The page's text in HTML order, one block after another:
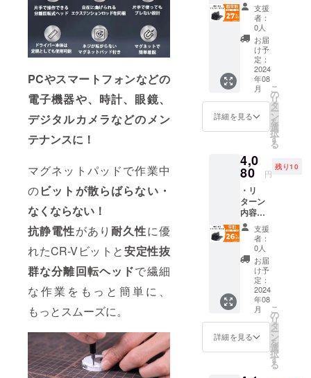
PCやスマートフォンなどの
電子機器や、時計、眼鏡、
デジタルカメラなどのメン
テナンスに！
マグネットパッドで作業中
のビットが散らばらない・
なくならない！
抗静電性があり耐久性に優
れたCR-Vビットと安定性抜
群な分離回転ヘッドで繊細
な作業をもっと簡単に、
もっとスムーズに。
けます
様お願
い致し
ます。
2024年
09月か
らオン
ライン
ショッ
にて一
般販売
す。
正規販
売価格
が販売
予定価
格より
下がる
可能性
もござ
いま
す。 ※
類似商
があり
ます。
頂いた
上でご
支援頂
けます
様お願
い致し
ます。
2024年
09月か
らオン
ライン
ショッ
にて一
般販売
材の供
給状
況、製
造工程
上の都
合など
により
出荷時
期が遅
れる場
合がご
ご支援
により
量産効
率が向
上した
場合、
正規販
売価格
が販売
予定価
格より
下がる
可能性
もござ
いま
す。 ※
類似商
471ドラ
イバー
セット
×1セッ
ト ・一
般予定
販売価
格：
5,480円
※本リ
ターン
の価格
送料込
みの金
額とな
りま
す。 ※
ご注文
状況、
使用部
材の供
給状
況、製
造工程
上の都
合など
により
出荷時
期が遅
支援
者：
0人
お届
け予
定：
2024
年08
月
詳細を見る
こ
の
リ
タ
ー
ン
を
選
択
す
る
4,0
80 円
残り10
・リ
ターン
内容：
HBT-
471ドラ
イバー
セット
×1セッ
ト ・一
般予定
販売価
格：
5,480円
※本リ
ターン
の価格
支援
者：
0人
お届
け予
定：
2024
年08
月
詳細を見る
こ
の
リ
タ
ー
ン
を
選
択
す
る